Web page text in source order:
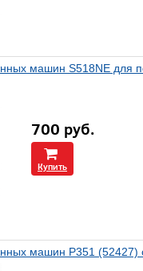
машин S518NE для
700 руб.
Купить
машин P351 (52427)